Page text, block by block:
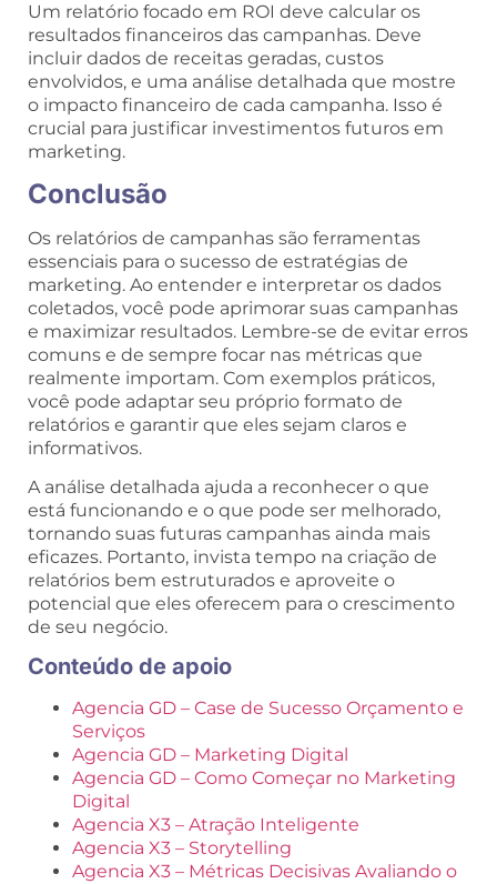
Um relatório focado em ROI deve calcular os
resultados financeiros das campanhas. Deve
incluir dados de receitas geradas, custos
envolvidos, e uma análise detalhada que mostre
o impacto financeiro de cada campanha. Isso é
crucial para justificar investimentos futuros em
marketing.
Conclusão
Os relatórios de campanhas são ferramentas
essenciais para o sucesso de estratégias de
marketing. Ao entender e interpretar os dados
coletados, você pode aprimorar suas campanhas
e maximizar resultados. Lembre-se de evitar erros
comuns e de sempre focar nas métricas que
realmente importam. Com exemplos práticos,
você pode adaptar seu próprio formato de
relatórios e garantir que eles sejam claros e
informativos.
A análise detalhada ajuda a reconhecer o que
está funcionando e o que pode ser melhorado,
tornando suas futuras campanhas ainda mais
eficazes. Portanto, invista tempo na criação de
relatórios bem estruturados e aproveite o
potencial que eles oferecem para o crescimento
de seu negócio.
Conteúdo de apoio
Agencia GD – Case de Sucesso Orçamento e
Serviços
Agencia GD – Marketing Digital
Agencia GD – Como Começar no Marketing
Digital
Agencia X3 – Atração Inteligente
Agencia X3 – Storytelling
Agencia X3 – Métricas Decisivas Avaliando o